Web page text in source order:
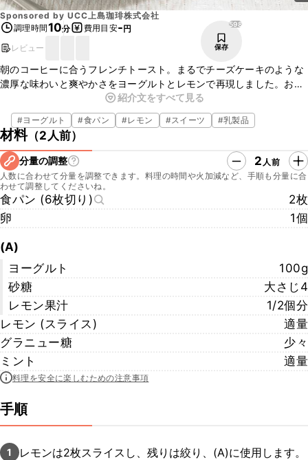
Sponsored by UCC上島珈琲株式会社
調理時間10分 費用目安-円
レビュー
598
保存
朝のコーヒーに合うフレンチトースト。まるでチーズケーキのような
濃厚な味わいと爽やかさをヨーグルトとレモンで再現しました。お供
のコーヒーは、フルーティーな酸味とコクが特長のモカ＆キリマン
ジァロがおすすめ。爽やかなフレンチトーストとすっきりとした味わ
いのコーヒーが、口の中で一体感を生み出します。手作りの朝食と、
ドリップポッドが再現するプロが淹れたようなコーヒーの美味しさ
で、極上な朝をお家で味わってみませんか？
紹介文をすべて見る
#ヨーグルト #食パン #レモン #スイーツ #乳製品
材料（2人前）
分量の調整 2 人前
人数に合わせて分量を調整できます。料理の時間や火加減など、手順も分量に合
わせて調整してくださいね。
食パン (6枚切り)
2枚
卵
1個
(A)
ヨーグルト
100g
砂糖
大さじ4
レモン果汁
1/2個分
レモン (スライス)
適量
グラニュー糖
少々
ミント
適量
料理を安全に楽しむための注意事項
手順
1 レモンは2枚スライスし、残りは絞り、(A)に使用します。